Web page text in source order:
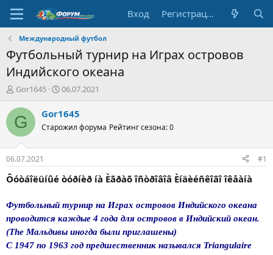
Вход Регистрация
Международный футбол
Футбольный турнир на Играх островов
Индийского океана
А
т
о
т
е
м
ы
Gor1645
Д
т
н
а
л
06.07.2021
G Gor1645
Старожил форума Рейтинг сезона: 0
06.07.2021 #1
Ôóòáîëüíûé òóðíèð íà Èãðàõ îñòðîâîâ Èíäèéñêîãî îêåàíà
Футбольный турнир на Играх островов Индийского океана
проводится каждые 4 года для островов в Индийский океан.
(The Мальдивы иногда были приглашены)
С 1947 по 1963 год предшественник назывался Triangulaire